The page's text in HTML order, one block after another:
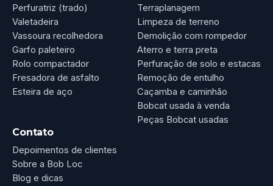
Perfuratriz (trado)
Valetadeira
Vassoura recolhedora
Garfo paleteiro
Rolo compactador
Fresadora de asfalto
Esteira de aço
Terraplanagem
Limpeza de terreno
Demolição com rompedor
Aterro e terra preta
Perfuração de solo e estacas
Remoção de entulho
Caçamba e caminhão
Bobcat usada à venda
Peças Bobcat usadas
Contato
Depoimentos de clientes
Sobre a Bob Loc
Blog e dicas